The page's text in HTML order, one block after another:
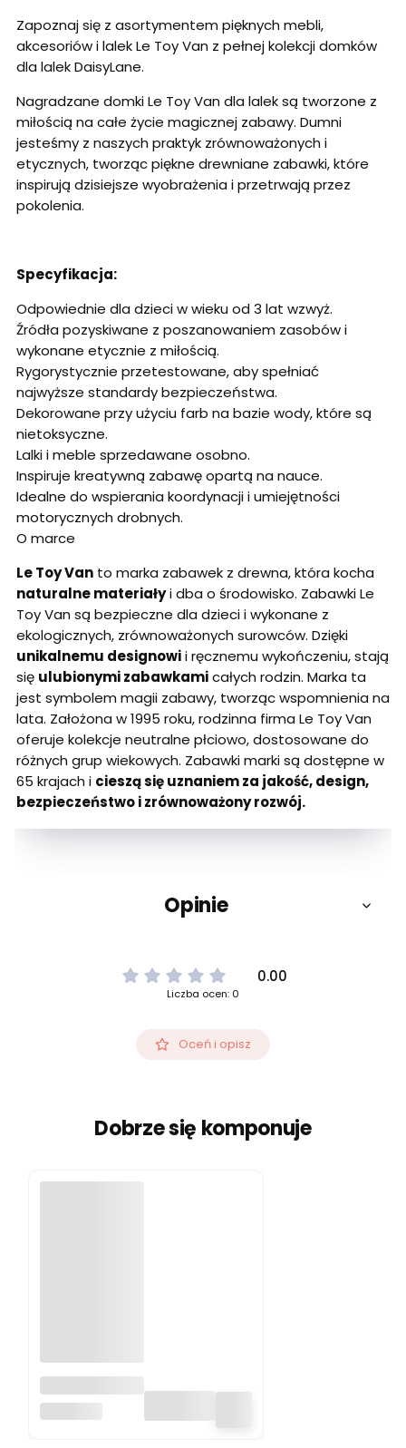
Zapoznaj się z asortymentem pięknych mebli,
akcesoriów i lalek Le Toy Van z pełnej kolekcji domków
dla lalek DaisyLane.
Nagradzane domki Le Toy Van dla lalek są tworzone z
miłością na całe życie magicznej zabawy. Dumni
jesteśmy z naszych praktyk zrównoważonych i
etycznych, tworząc piękne drewniane zabawki, które
inspirują dzisiejsze wyobrażenia i przetrwają przez
pokolenia.
Specyfikacja:
Odpowiednie dla dzieci w wieku od 3 lat wzwyż.
Źródła pozyskiwane z poszanowaniem zasobów i
wykonane etycznie z miłością.
Rygorystycznie przetestowane, aby spełniać
najwyższe standardy bezpieczeństwa.
Dekorowane przy użyciu farb na bazie wody, które są
nietoksyczne.
Lalki i meble sprzedawane osobno.
Inspiruje kreatywną zabawę opartą na nauce.
Idealne do wspierania koordynacji i umiejętności
motorycznych drobnych.
O marce
Le Toy Van to marka zabawek z drewna, która kocha
naturalne materiałyi dba o środowisko. Zabawki Le
Toy Van są bezpieczne dla dzieci i wykonane z
ekologicznych, zrównoważonych surowców. Dzięki
unikalnemu designowii ręcznemu wykończeniu, stają
się ulubionymi zabawkamicałych rodzin. Marka ta
jest symbolem magii zabawy, tworząc wspomnienia na
lata. Założona w 1995 roku, rodzinna firma Le Toy Van
oferuje kolekcje neutralne płciowo, dostosowane do
różnych grup wiekowych. Zabawki marki są dostępne w
65 krajach i cieszą się uznaniem za jakość, design,
bezpieczeństwo i zrównoważony rozwój.
Opinie
0.00
Liczba ocen: 0
Oceń i opisz
Dobrze się komponuje
lalek
Mayberry Le